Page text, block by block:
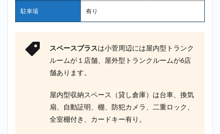
駐車場 有り
スペースプラスは小菅周辺には屋内型トランク
ルームが１店舗、屋外型トランクルームが6店
舗あります。
屋内型収納スペース（貸し倉庫）は台車、換気
扇、自動証明、棚、防犯カメラ、二重ロック、
全室棚付き、カードキー有り。